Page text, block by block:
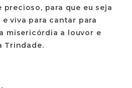
precioso, para que eu seja
viva para cantar para
misericórdia a louvor e
Trindade.